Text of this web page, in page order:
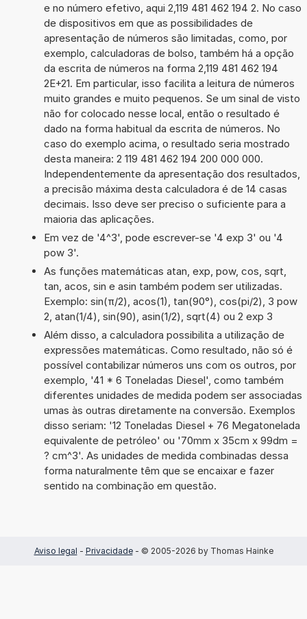
e no número efetivo, aqui 2,119 481 462 194 2. No caso
de dispositivos em que as possibilidades de
apresentação de números são limitadas, como, por
exemplo, calculadoras de bolso, também há a opção
da escrita de números na forma 2,119 481 462 194
2E+21. Em particular, isso facilita a leitura de números
muito grandes e muito pequenos. Se um sinal de visto
não for colocado nesse local, então o resultado é
dado na forma habitual da escrita de números. No
caso do exemplo acima, o resultado seria mostrado
desta maneira: 2 119 481 462 194 200 000 000.
Independentemente da apresentação dos resultados,
a precisão máxima desta calculadora é de 14 casas
decimais. Isso deve ser preciso o suficiente para a
maioria das aplicações.
Em vez de '4^3', pode escrever-se '4 exp 3' ou '4
pow 3'.
As funções matemáticas atan, exp, pow, cos, sqrt,
tan, acos, sin e asin também podem ser utilizadas.
Exemplo: sin(π/2), acos(1), tan(90°), cos(pi/2), 3 pow
2, atan(1/4), sin(90), asin(1/2), sqrt(4) ou 2 exp 3
Além disso, a calculadora possibilita a utilização de
expressões matemáticas. Como resultado, não só é
possível contabilizar números uns com os outros, por
exemplo, '41 * 6 Toneladas Diesel', como também
diferentes unidades de medida podem ser associadas
umas às outras diretamente na conversão. Exemplos
disso seriam: '12 Toneladas Diesel + 76 Megatonelada
equivalente de petróleo' ou '70mm x 35cm x 99dm =
? cm^3'. As unidades de medida combinadas dessa
forma naturalmente têm que se encaixar e fazer
sentido na combinação em questão.
Aviso legal - Privacidade- © 2005-2026 by Thomas Hainke